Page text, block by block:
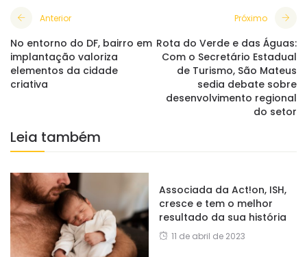
Anterior
No entorno do DF, bairro em
implantação valoriza
elementos da cidade
criativa
Próximo
Rota do Verde e das Águas:
Com o Secretário Estadual
de Turismo, São Mateus
sedia debate sobre
desenvolvimento regional
do setor
Leia também
Associada da Act!on, ISH,
cresce e tem o melhor
resultado da sua história
11 de abril de 2023